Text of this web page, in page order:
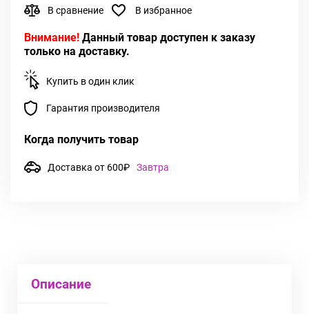
В сравнение В избранное
Внимание! Данный товар доступен к заказу
только на доставку.
Купить в один клик
Гарантия производителя
Когда получить товар
Доставка от 600₽ Завтра
Описание